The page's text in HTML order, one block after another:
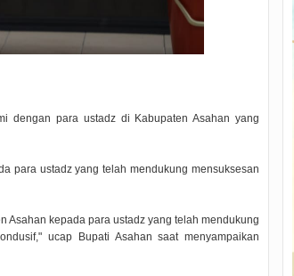
dengan para ustadz di Kabupaten Asahan yang
para ustadz yang telah mendukung mensuksesan
Asahan kepada para ustadz yang telah mendukung
ucap Bupati Asahan saat menyampaikan